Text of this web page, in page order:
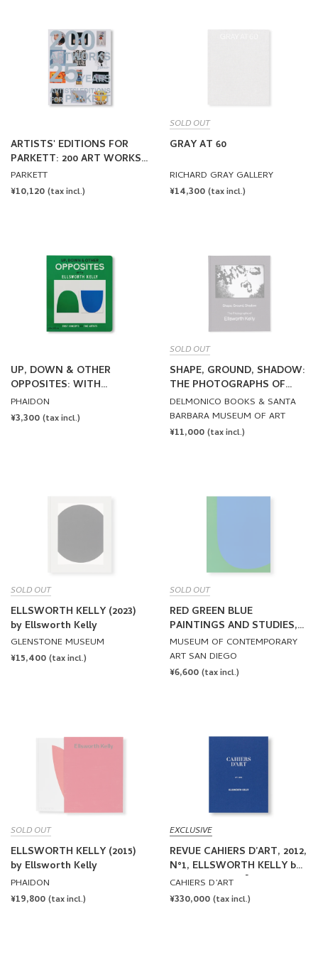
ARTISTS' EDITIONS FOR
PARKETT: 200 ART WORKS
25 YEARS
PARKETT
REGULAR
¥10,120 (tax incl.)
SOLD OUT
GRAY AT 60
RICHARD GRAY GALLERY
REGULAR
¥14,300 (tax incl.)
UP, DOWN & OTHER
OPPOSITES: WITH
ELLSWORTH KELLY by
Ellsworth Kelly
PHAIDON
REGULAR
¥3,300 (tax incl.)
SOLD OUT
SHAPE, GROUND, SHADOW:
THE PHOTOGRAPHS OF
ELLSWORTH KELLY by
Ellsworth Kelly
DELMONICO BOOKS & SANTA
BARBARA MUSEUM OF ART
REGULAR
¥11,000 (tax incl.)
SOLD OUT
ELLSWORTH KELLY (2023)
by Ellsworth Kelly
GLENSTONE MUSEUM
REGULAR
¥15,400 (tax incl.)
SOLD OUT
RED GREEN BLUE
PAINTINGS AND STUDIES,
1958-1965 by Ellsworth Kelly
MUSEUM OF CONTEMPORARY
ART SAN DIEGO
REGULAR
¥6,600 (tax incl.)
SOLD OUT
ELLSWORTH KELLY (2015)
by Ellsworth Kelly
PHAIDON
REGULAR
¥19,800 (tax incl.)
EXCLUSIVE
REVUE CAHIERS D’ART, 2012,
N°1, ELLSWORTH KELLY by
Ellsworth Kelly [LIMITED
EDITION]
CAHIERS D’ART
REGULAR
¥330,000 (tax incl.)